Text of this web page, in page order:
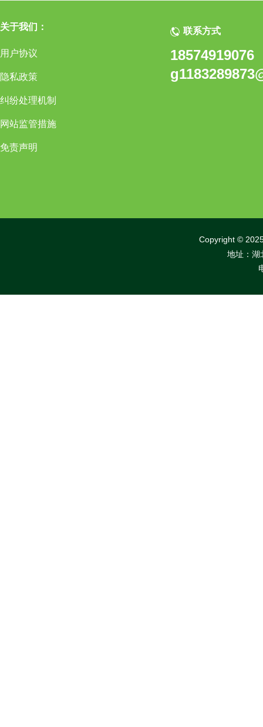
关于我们：
用户协议
隐私政策
纠纷处理机制
网站监管措施
免责声明
联系方式
18574919076
Copyright ©
地址：湖